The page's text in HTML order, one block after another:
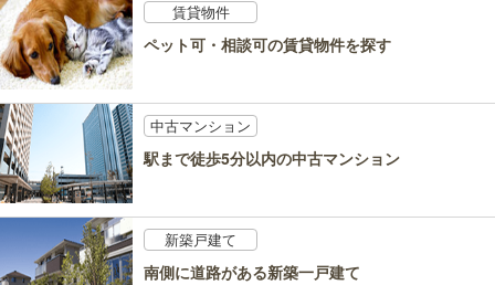
賃貸物件
ペット可・相談可の賃貸物件を探す
中古マンション
駅まで徒歩5分以内の中古マンション
新築戸建て
南側に道路がある新築一戸建て